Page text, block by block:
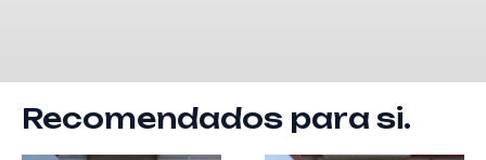
Recomendados para si.